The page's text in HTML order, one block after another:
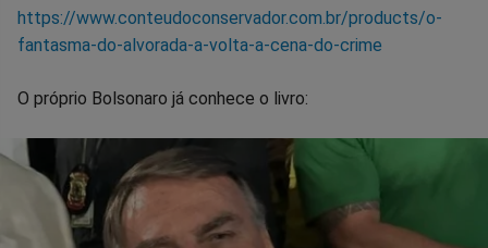
https://www.conteudoconservador.com.br/products/o-
fantasma-do-alvorada-a-volta-a-cena-do-crime
O próprio Bolsonaro já conhece o livro: